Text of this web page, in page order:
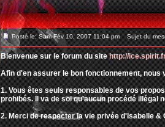
Posté le: Sam Fév 10, 2007 11:04 pm Sujet du
Bienvenue sur le forum du sitehttp://
Afin d'en assurer le bon fonctionnement,
1. Vous êtes seuls responsables de vos
prohibés. Il va de soi qu'aucun procédé illégal
2. Merci de respecter la vie privée d'Isabelle &